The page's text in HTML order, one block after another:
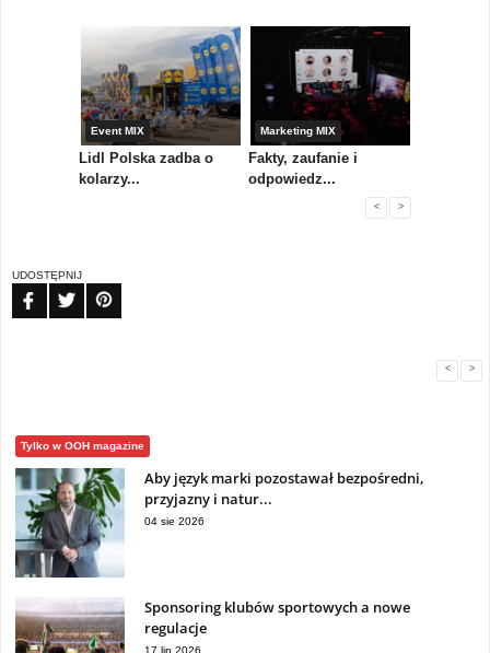
Event MIX
Lidl Polska zadba o
kolarzy...
Marketing MIX
Fakty, zaufanie i
odpowiedz...
< >
UDOSTĘPNIJ
< >
Tylko w OOH magazine
Aby język marki pozostawał bezpośredni,
przyjazny i natur...
04 sie 2026
Sponsoring klubów sportowych a nowe
regulacje
17 lip 2026